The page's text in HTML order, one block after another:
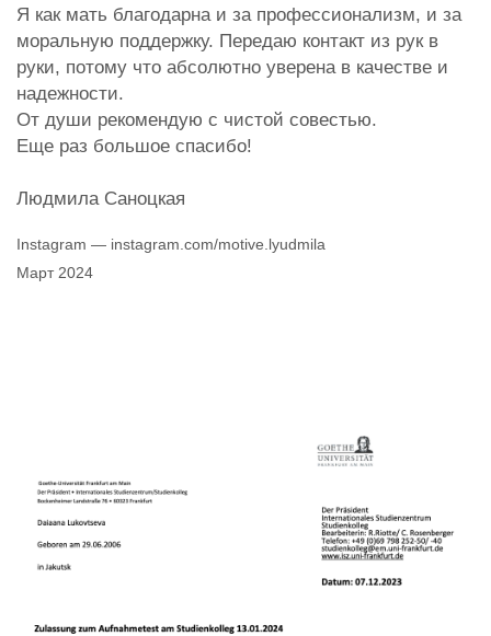
Я как мать благодарна и за профессионализм, и за
моральную поддержку. Передаю контакт из рук в
руки, потому что абсолютно уверена в качестве и
надежности.
От души рекомендую с чистой совестью.
Еще раз большое спасибо!
Людмила Саноцкая
Instagram — instagram.com/motive.lyudmila
Март 2024